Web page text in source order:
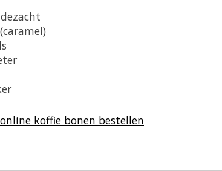
online koffie bonen bestellen